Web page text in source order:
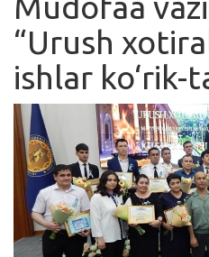
Ishlar
Kurslar
Blog
Yana
Qidirish
Kirish
“Urush
ishlar ko‘rik-